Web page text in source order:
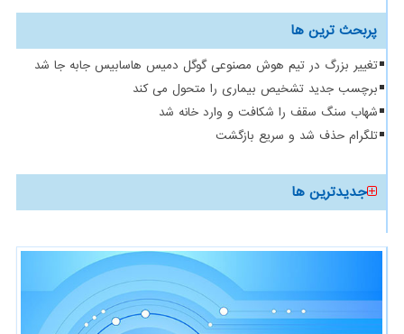
پربحث ترین ها
تغییر بزرگ در تیم هوش مصنوعی گوگل دمیس هاسابیس جابه جا شد
برچسب جدید تشخیص بیماری را متحول می کند
شهاب سنگ سقف را شکافت و وارد خانه شد
تلگرام حذف شد و سریع بازگشت
جدیدترین ها